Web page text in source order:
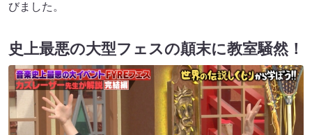
びました。
史上最悪の大型フェスの顛末に教室騒然！